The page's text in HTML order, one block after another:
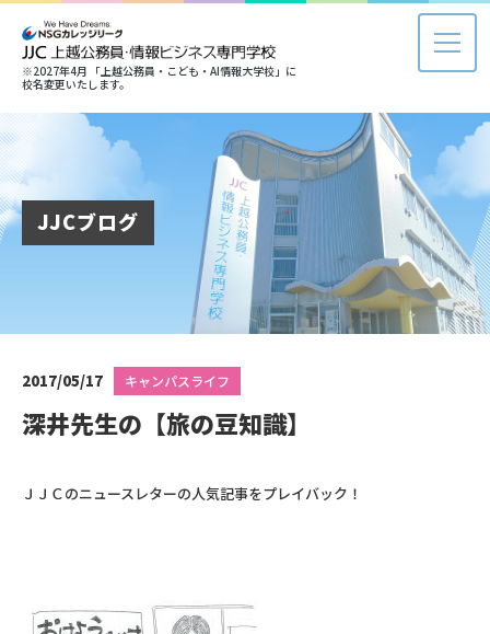
※2027年4月 「上越公務員・こども・AI情報大学校」に
校名変更いたします。
JJCブログ
2017/05/17 キャンパスライフ
深井先生の【旅の豆知識】
ＪＪＣのニュースレターの人気記事をプレイバック！